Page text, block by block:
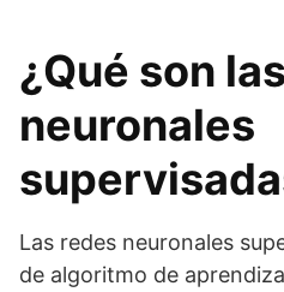
¿Qué son
neuronales
Las redes neuronales
de algoritmo de